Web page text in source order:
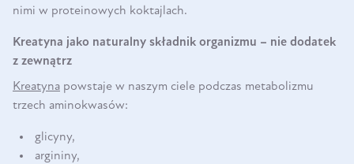
nimi w proteinowych koktajlach.
Kreatyna jako naturalny składnik organizmu – nie dodatek
z zewnątrz
Kreatyna powstaje w naszym ciele podczas metabolizmu
trzech aminokwasów:
glicyny,
argininy,